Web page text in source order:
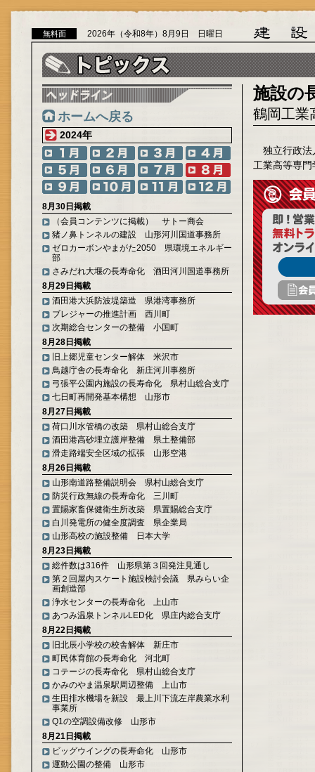
無料面 2026年（令和8年）8月9日 日曜日
ホームへ戻る
2024年
8月30日掲載
（会員コンテンツに掲載） サトー商会
猪ノ鼻トンネルの建設 山形河川国道事務所
ゼロカーボンやまがた2050 県環境エネルギー
部
さみだれ大堰の長寿命化 酒田河川国道事務所
8月29日掲載
酒田港大浜防波堤築造 県港湾事務所
ブレジャーの推進計画 西川町
次期総合センターの整備 小国町
8月28日掲載
旧上郷児童センター解体 米沢市
鳥越庁舎の長寿命化 新庄河川事務所
弓張平公園内施設の長寿命化 県村山総合支庁
七日町再開発基本構想 山形市
8月27日掲載
荷口川水管橋の改築 県村山総合支庁
酒田港高砂埋立護岸整備 県土整備部
滑走路端安全区域の拡張 山形空港
8月26日掲載
山形南道路整備説明会 県村山総合支庁
防災行政無線の長寿命化 三川町
置賜家畜保健衛生所改築 県置賜総合支庁
白川発電所の健全度調査 県企業局
山形高校の施設整備 日本大学
8月23日掲載
総件数は316件 山形県第３回発注見通し
第２回屋内スケート施設検討会議 県みらい企
画創造部
浄水センターの長寿命化 上山市
あつみ温泉トンネルLED化 県庄内総合支庁
8月22日掲載
旧北辰小学校の校舎解体 新庄市
町民体育館の長寿命化 河北町
コテージの長寿命化 県村山総合支庁
かみのやま温泉駅周辺整備 上山市
生田排水機場を新設 最上川下流左岸農業水利
事業所
Q1の空調設備改修 山形市
8月21日掲載
ビッグウイングの長寿命化 山形市
運動公園の整備 山形市
施設の
鶴岡工業
独立行政法
工業高等専